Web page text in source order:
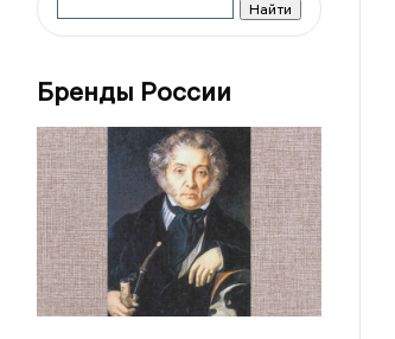
Бренды России